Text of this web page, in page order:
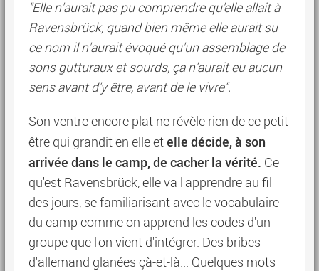
"Elle n'aurait pas pu comprendre qu'elle allait à
Ravensbrück, quand bien même elle aurait su
ce nom il n'aurait évoqué qu'un assemblage de
sons gutturaux et sourds, ça n'aurait eu aucun
sens avant d'y être, avant de le vivre".
Son ventre encore plat ne révèle rien de ce petit
être qui grandit en elle etelle décide, à son
arrivée dans le camp, de cacher la vérité. Ce
qu'est Ravensbrück, elle va l'apprendre au fil
des jours, se familiarisant avec le vocabulaire
du camp comme on apprend les codes d'un
groupe que l'on vient d'intégrer. Des bribes
d'allemand glanées çà-et-là... Quelques mots